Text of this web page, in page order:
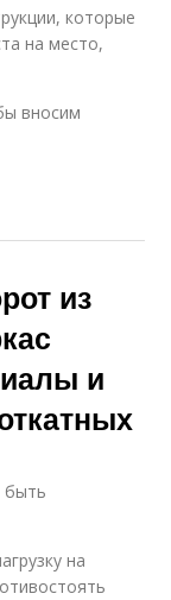
которые
на место,
вносим
из
и
быть
на